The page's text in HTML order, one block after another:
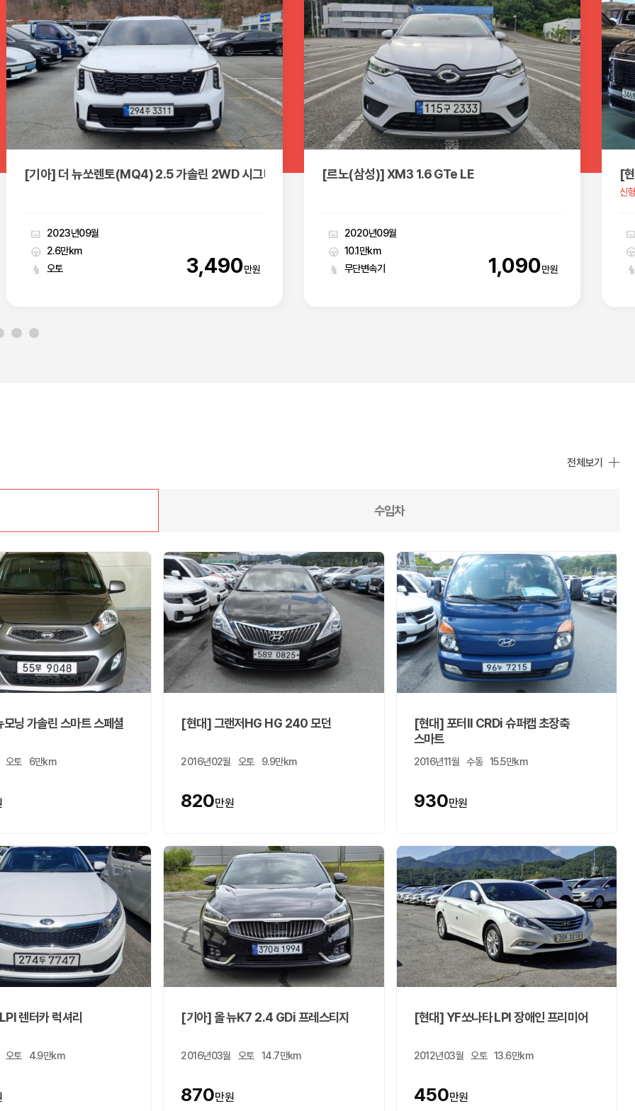
[르노(삼성)] XM3 1.6 GTe LE
2020년09월
10.1만km
무단변속기
1,090만원
[현대] 디 올뉴팰리세이드 가솔린 2.5 2WD 프레스티지
2025년05월
1.4만km
오토
5,120만원
[
4륜
전체보기
수입차
닝 가솔린 스마트 스페셜
오토 6만km
[현대] 그랜저HG HG 240 모던
2016년02월 오토 9.9만km
820만원
[현대] 포터II CRDi 슈퍼캡 초장축
스마트
2016년11월 수동 15.5만km
930만원
렌터카 럭셔리
오토 4.9만km
[기아] 올 뉴K7 2.4 GDi 프레스티지
2016년03월 오토 14.7만km
870만원
[현대] YF쏘나타 LPI 장애인 프리미어
2012년03월 오토 13.6만km
450만원